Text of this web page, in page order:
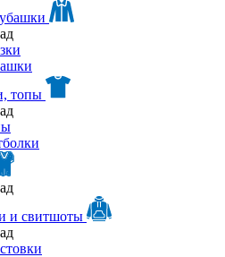
топы
и свитшоты